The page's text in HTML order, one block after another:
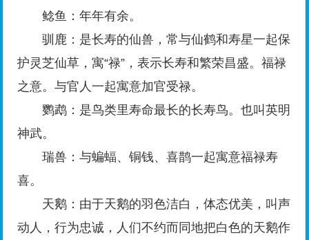
鲶鱼：年年有余。
驯鹿：是长寿的仙兽，常与仙鹤和寿星一起保
护灵芝仙草，寓“禄”，表示长寿和繁荣昌盛。福禄
之意。与官人一起寓意加官受禄。
鹦鹉：是鸟类里寿命最长的长寿鸟。也叫英明
神武。
瑞兽：与蝙蝠、铜钱、喜鹊一起寓意福禄寿
喜。
天鹅：由于天鹅的羽色洁白，体态优美，叫声
动人，行为忠诚，人们不约而同地把白色的天鹅作